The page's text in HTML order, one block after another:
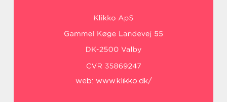
web: www.klikko.dk/